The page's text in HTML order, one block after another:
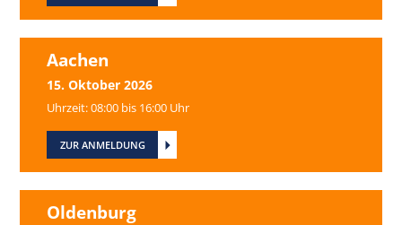
Aachen
15. Oktober 2026
Uhrzeit: 08:00 bis 16:00 Uhr
ZUR ANMELDUNG
Oldenburg